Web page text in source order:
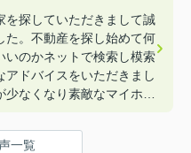
を探していただきまして誠
た。不動産を探し始めて何
いのかネットで検索し模索
アドバイスをいただきまし
なくなり素敵なマイホー
一覧